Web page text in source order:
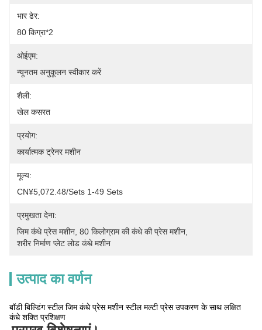
भार ढेर:
80 किग्रा*2
ओईएम:
न्यूनतम अनुकूलन स्वीकार करें
शैली:
खेल कसरत
प्रयोग:
कार्यात्मक ट्रेनर मशीन
मूल्य:
CN¥5,072.48/sets 1-49 Sets
प्रमुखता देना:
जिम कंधे प्रेस मशीन 80 किलोग्राम की कंधे की प्रेस मशीन
शरीर निर्माण प्लेट लोड कंधे मशीन
उत्पाद का वर्णन
बॉडी बिल्डिंग स्टील जिम कंधे प्रेस मशीन स्टील मल्टी प्रेस उपकरण के साथ लक्षित
कंधे शक्ति प्रशिक्षण